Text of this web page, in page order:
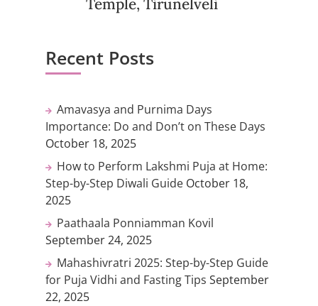
Temple, Tirunelveli
Recent Posts
Amavasya and Purnima Days
Importance: Do and Don’t on These Days
October 18, 2025
How to Perform Lakshmi Puja at Home:
Step-by-Step Diwali Guide October 18,
2025
Paathaala Ponniamman Kovil
September 24, 2025
Mahashivratri 2025: Step-by-Step Guide
for Puja Vidhi and Fasting Tips September
22, 2025